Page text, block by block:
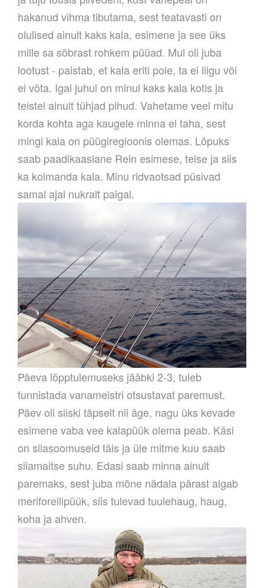
hakanud vihma tibutama, sest teatavasti on
olulised ainult kaks kala, esimene ja see üks
mille sa sõbrast rohkem püüad. Mul oli juba
lootust - paistab, et kala eriti pole, ta ei liigu või
ei võta. Igal juhul on minul kaks kala kotis ja
teistel ainult tühjad pihud. Vahetame veel mitu
korda kohta aga kaugele minna ei taha, sest
mingi kala on püügiregioonis olemas. Lõpuks
saab paadikaaslane Rein esimese, teise ja siis
ka kolmanda kala. Minu ridvaotsad püsivad
samal ajal nukralt paigal.
Päeva lõpptulemuseks jääbki 2-3, tuleb
tunnistada vanameistri otsustavat paremust.
Päev oli siiski täpselt nii äge, nagu üks kevade
esimene vaba vee kalapüük olema peab. Käsi
on siiasoomuseid täis ja üle mitme kuu saab
siiamaitse suhu. Edasi saab minna ainult
paremaks, sest juba mõne nädala pärast algab
meriforellipüük, siis tulevad tuulehaug, haug,
koha ja ahven.